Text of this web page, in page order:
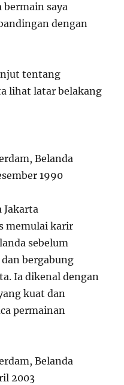
bermain saya
dengan
tentang
lihat latar belakang
Belanda
1990
Jakarta
memulai karir
sebelum
bergabung
Ia dikenal dengan
kuat dan
permainan
Belanda
2003